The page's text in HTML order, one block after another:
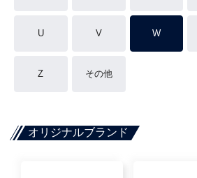
U V W
Z その他
オリジナルブランド